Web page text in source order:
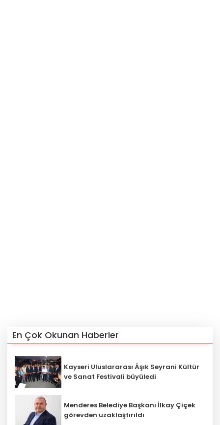
En Çok Okunan Haberler
Kayseri Uluslararası Âşık Seyrani Kültür
ve Sanat Festivali büyüledi
Menderes Belediye Başkanı İlkay Çiçek
görevden uzaklaştırıldı